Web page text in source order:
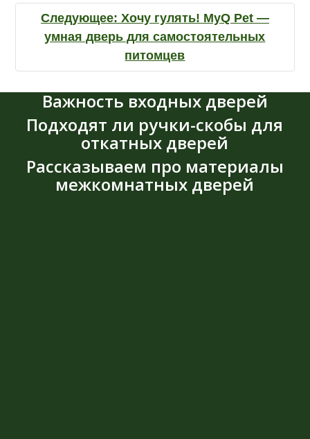
Следующее: Хочу гулять! MyQ Pet —
умная дверь для самостоятельных
питомцев
Важность входных дверей
Подходят ли ручки-скобы для
откатных дверей
Рассказываем про материалы
межкомнатных дверей